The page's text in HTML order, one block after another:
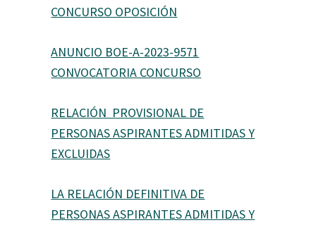
CONCURSO OPOSICIÓN
ANUNCIO BOE-A-2023-9571
CONVOCATORIA CONCURSO
RELACIÓN PROVISIONAL DE
PERSONAS ASPIRANTES ADMITIDAS Y
EXCLUIDAS
LA RELACIÓN DEFINITIVA DE
PERSONAS ASPIRANTES ADMITIDAS Y